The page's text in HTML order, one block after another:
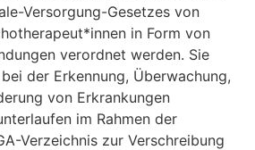
Versorgung-Gesetzes von
in Form von
verordnet werden. Sie
der Erkennung, Überwachung,
von Erkrankungen
im Rahmen der
Verzeichnis zur Verschreibung